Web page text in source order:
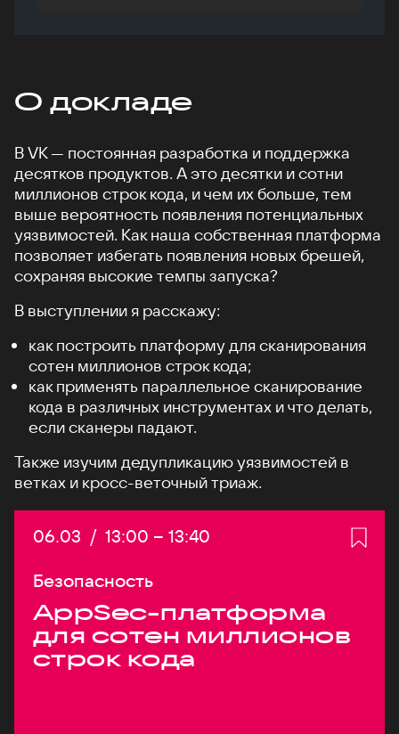
О докладе
В VK — постоянная разработка и поддержка
десятков продуктов. А это десятки и сотни
миллионов строк кода, и чем их больше, тем
выше вероятность появления потенциальных
уязвимостей. Как наша собственная платформа
позволяет избегать появления новых брешей,
сохраняя высокие темпы запуска?
В выступлении я расскажу:
как построить платформу для сканирования
сотен миллионов строк кода;
как применять параллельное сканирование
кода в различных инструментах и что делать,
если сканеры падают.
Также изучим дедупликацию уязвимостей в
ветках и кросс-веточный триаж.
Дата:
06.03 / Начало:
13:00 – Конец:
13:40
Безопасность
AppSec-платформа
для сотен миллионов
строк кода